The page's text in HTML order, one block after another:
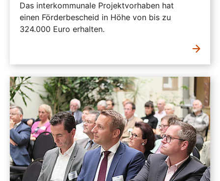
Das interkommunale Projektvorhaben hat
einen Förderbescheid in Höhe von bis zu
324.000 Euro erhalten.